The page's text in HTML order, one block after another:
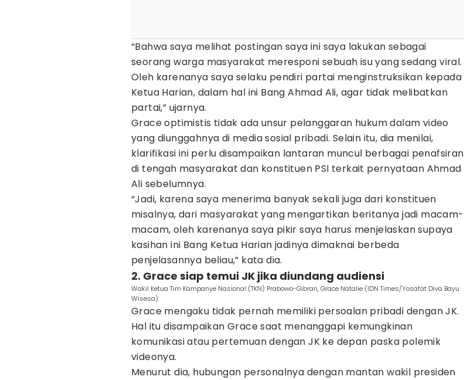
“Bahwa saya melihat postingan saya ini saya lakukan sebagai
seorang warga masyarakat meresponi sebuah isu yang sedang viral.
Oleh karenanya saya selaku pendiri partai menginstruksikan kepada
Ketua Harian, dalam hal ini Bang Ahmad Ali, agar tidak melibatkan
partai,” ujarnya.
Grace optimistis tidak ada unsur pelanggaran hukum dalam video
yang diunggahnya di media sosial pribadi. Selain itu, dia menilai,
klarifikasi ini perlu disampaikan lantaran muncul berbagai penafsiran
di tengah masyarakat dan konstituen PSI terkait pernyataan Ahmad
Ali sebelumnya.
“Jadi, karena saya menerima banyak sekali juga dari konstituen
misalnya, dari masyarakat yang mengartikan beritanya jadi macam-
macam, oleh karenanya saya pikir saya harus menjelaskan supaya
kasihan ini Bang Ketua Harian jadinya dimaknai berbeda
penjelasannya beliau,” kata dia.
2. Grace siap temui JK jika diundang audiensi
Wakil Ketua Tim Kampanye Nasional (TKN) Prabowo-Gibran, Grace Natalie (IDN Times/Yosafat Diva Bayu
Wisesa)
Grace mengaku tidak pernah memiliki persoalan pribadi dengan JK.
Hal itu disampaikan Grace saat menanggapi kemungkinan
komunikasi atau pertemuan dengan JK ke depan paska polemik
videonya.
Menurut dia, hubungan personalnya dengan mantan wakil presiden